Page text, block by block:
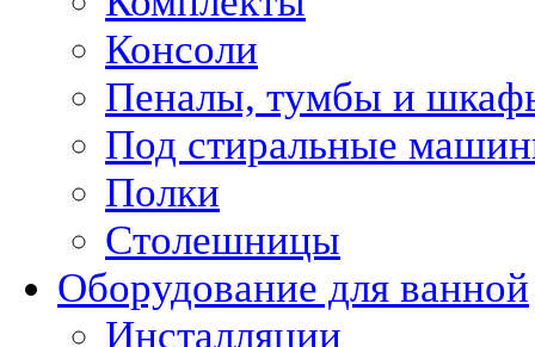
Консоли
Пеналы, тумбы и
Под стиральные
Полки
Столешницы
Оборудование для ванной
Инсталляции